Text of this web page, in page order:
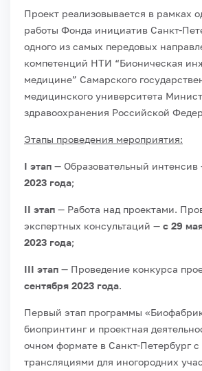
Проект реализовывается в рамках
работы Фонда инициатив Санкт-
одного из самых передовых
компетенций НТИ “Бионическая
медицине” Самарского
медицинского университета
здравоохранения Российской
Этапы проведения мероприятия:
I этап — Образовательный интенсив
2023 года;
II этап — Работа над проектами.
экспертных консультаций — с 29
2023 года;
III этап — Проведение конкурса
сентября 2023 года.
Первый этап программы
биопринтинг и проектная
очном формате в Санкт-Петербург
трансляциями для иногородних